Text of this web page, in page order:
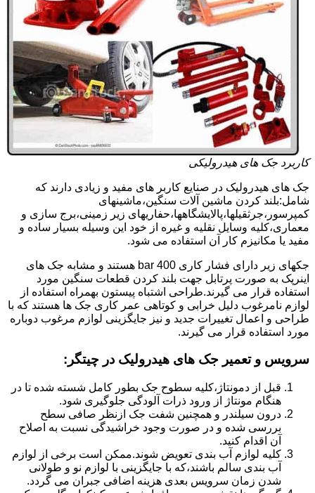
کاربرد جک های هیدرولیکی
جک های هیدرولیک در صنایع کاربر های مفید و زیادی دارند که
شامل:بلند کردن ماشین آلات سنگین،ماشینهای
کمپرسور،جرثقیلها،پالایشگاهها،حفاریهای زیر زمینی،برج سازی و
معماری،کلیه وسایل نقلیه و غیره از خود این وسیله بسیار ساده و
مفید یا مکانیزم کار آن استفاده می شود.
جکهای زیر دارای فشار کاری 400 bar هستند و مشابه جک های
اینرپک به صورت پرتابل جهت بلند کردن قطعات سنگین مورد
استفاده قرار می گیرند.طراحی اشتباه پیستون بهمراه استفاده از
لوازم نامرغوب دلیل خرابی و کوتاهی عمر کاری جک ها هستند که با
طراحی و اعمال تغییرات جدید و نیز جایگزینی لوازم مرغوب دوباره
مورد استفاده قرار می گیرند.
سرویس و تعمیر جک های هیدرولیک در چیتگر :
قبل از دمونتاژ،کلیه سطوح جک بطور کامل شسته شده تا در
هنگام مونتاژ از ورود ذرات آلودگی جلوگیری شود.
درون سیلندر و همچنین شفت جک ازنظر صافی سطح
بررسی شده و در صورت وجود خراشیدگی نسبت به اصلاح
آن اقدام کنید.
کلیه لوازم آب بندی تعویض شوند.ممکن است برخی از لوازم
آب بندی سالم باشند،که با جایگزینی با لوازم نو و طولانی
شدن زمان سرویس بعدی هزینه اضافی جبران می گردد.